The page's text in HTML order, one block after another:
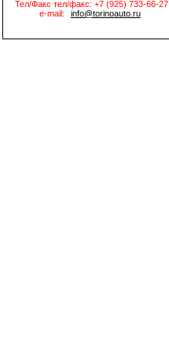
Тел/Факс тел/факс: +7 (925) 733-66-27
e-mail:
info@torinoauto.ru